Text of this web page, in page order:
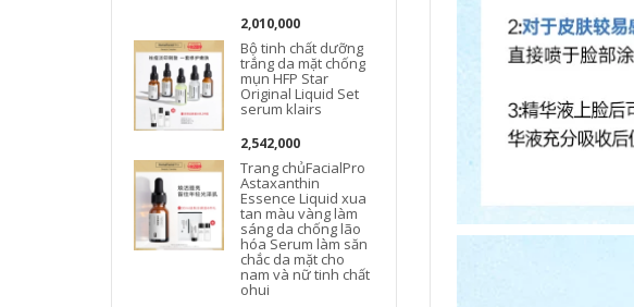
2,010,000
Bộ tinh chất dưỡng
trắng da mặt chống
mụn HFP Star
Original Liquid Set
serum klairs
2,542,000
Trang chủFacialPro
Astaxanthin
Essence Liquid xua
tan màu vàng làm
sáng da chống lão
hóa Serum làm săn
chắc da mặt cho
nam và nữ tinh chất
ohui
Truth oligopeptide
làm giảm vết thâm
mụn, thu nhỏ lỗ
chân lông, chữa
chất dưỡng da tinh
chất trái cây cô đặc
inspire
Peptide Dầu dưỡng